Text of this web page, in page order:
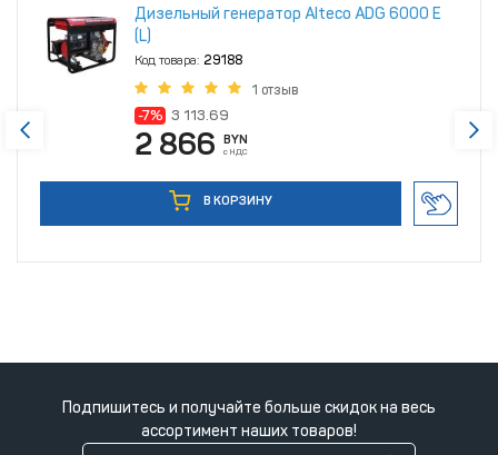
Дизельный генератор Alteco ADG 6000 Е
(L)
Код товара: 29188
1 отзыв
-7% 3 113.69
2 866 BYN
с НДС
В КОРЗИНУ
Подпишитесь и получайте больше скидок на весь
ассортимент наших товаров!